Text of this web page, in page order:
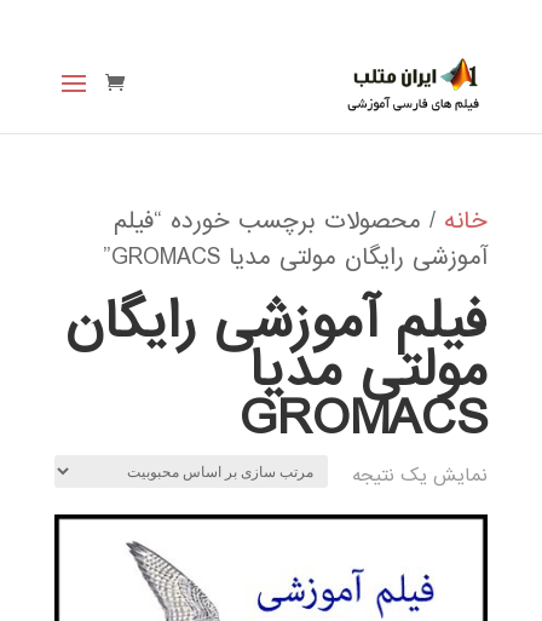
خانه / محصولات برچسب خورده “فیلم
آموزشی رایگان مولتی مدیا GROMACS”
فیلم آموزشی رایگان
مولتی مدیا
GROMACS
نمایش یک نتیجه